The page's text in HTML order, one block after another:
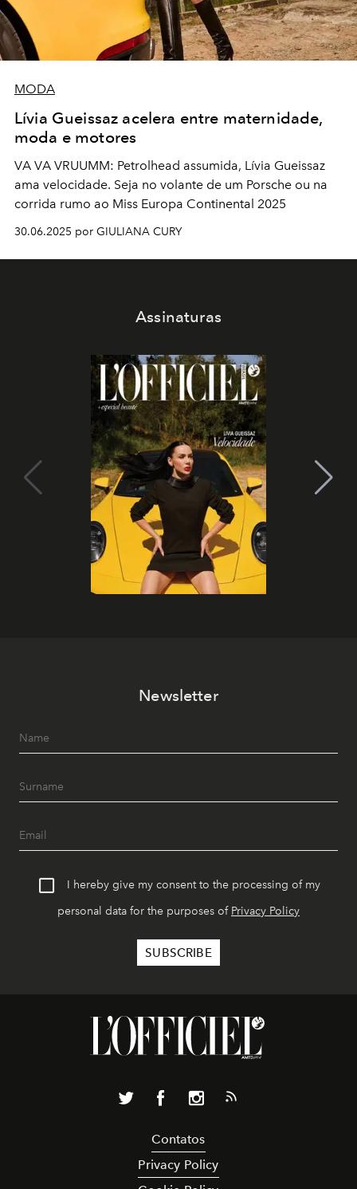
MODA
Lívia Gueissaz acelera entre maternidade,
moda e motores
VA VA VRUUMM: Petrolhead assumida, Lívia Gueissaz
ama velocidade. Seja no volante de um Porsche ou na
corrida rumo ao Miss Europa Continental 2025
30.06.2025 por GIULIANA CURY
Assinaturas
Newsletter
I hereby give my consent to the processing of my
personal data for the purposes of Privacy Policy
Contatos
Privacy Policy